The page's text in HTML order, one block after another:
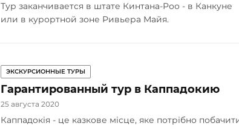
Тур заканчивается в штате Кинтана-Роо - в Канкуне
или в курортной зоне Ривьера Майя.
ЭКСКУРСИОННЫЕ ТУРЫ
Гарантированный тур в Каппадокию
25 августа 2020
Каппадокія - це казкове місце, яке потрібно